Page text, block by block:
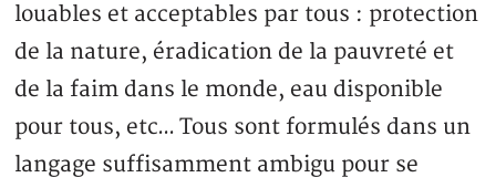
louables et acceptables par tous : protection
de la nature, éradication de la pauvreté et
de la faim dans le monde, eau disponible
pour tous, etc… Tous sont formulés dans un
langage suffisamment ambigu pour se